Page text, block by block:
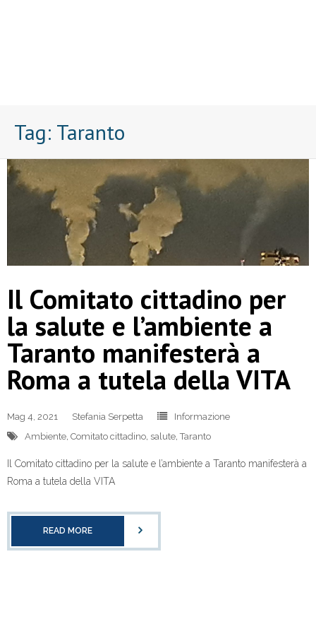
Tag: Taranto
Il Comitato cittadino per
la salute e l’ambiente a
Taranto manifesterà a
Roma a tutela della VITA
Mag 4, 2021 Stefania Serpetta
Informazione
Ambiente Comitato cittadino salute ,Taranto
Il Comitato cittadino per la salute e l’ambiente a Taranto manifesterà a
Roma a tutela della VITA
READ MORE